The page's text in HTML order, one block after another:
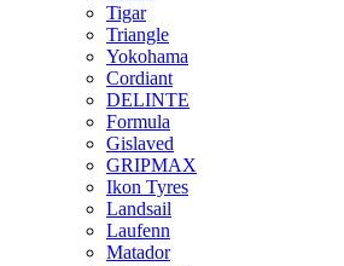
Tigar
Triangle
Yokohama
Cordiant
DELINTE
Formula
Gislaved
GRIPMAX
Ikon Tyres
Landsail
Laufenn
Matador